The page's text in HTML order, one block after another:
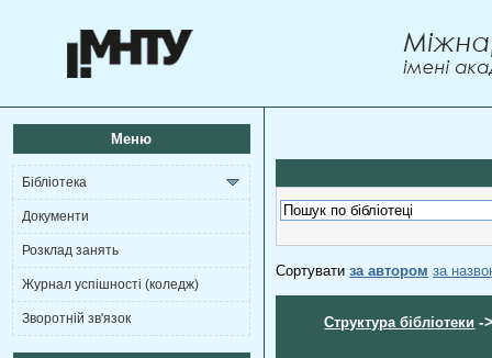
Меню
Бібліотека
Документи
Розклад занять
Журнал успішності (коледж)
Зворотній зв'язок
Сортувати за автором за
Структура бібліотеки -